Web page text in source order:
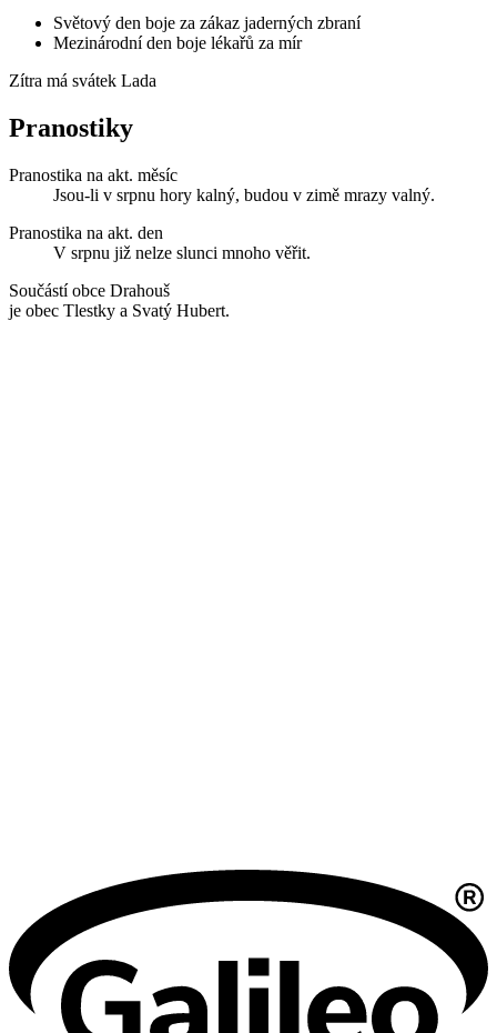
Světový den boje za zákaz jaderných zbraní
Mezinárodní den boje lékařů za mír
Zítra má svátek Lada
Pranostiky
Pranostika na akt. měsíc
Jsou-li v srpnu hory kalný, budou v zimě mrazy valný.
Pranostika na akt. den
V srpnu již nelze slunci mnoho věřit.
Součástí obce Drahouš
je obec Tlestky a Svatý Hubert.